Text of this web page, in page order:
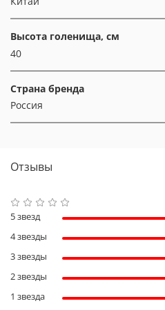
Высота голенища, см
40
Страна бренда
Россия
Отзывы
5 звезд
4 звезды
3 звезды
2 звезды
1 звезда